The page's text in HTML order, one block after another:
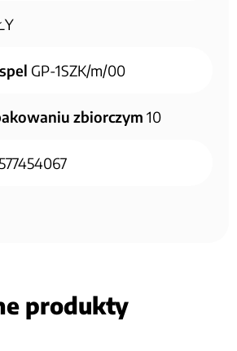
GP-1SZK/m/00
zbiorczym 10
produkty